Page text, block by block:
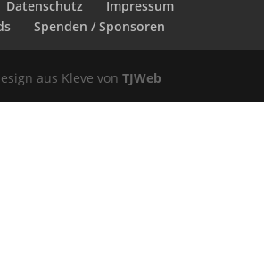
Datenschutz
Impressum
Spenden / Sponsoren
aus Kleve vonTJWeb